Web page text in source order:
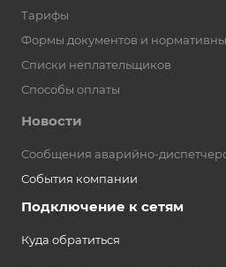
Тарифы
Формы документов и
Списки неплательщиков
Способы оплаты
Новости
Сообщения аварийно-
События компании
Подключение к сетям
Куда обратиться